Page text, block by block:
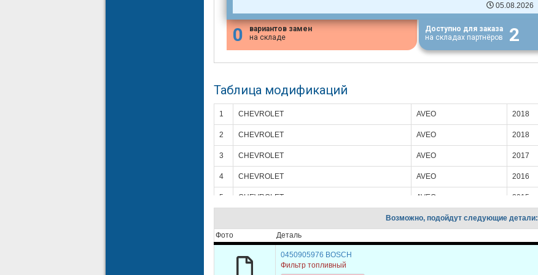
05.08.2026
0
вариантов замен
на складе
Доступно для заказа
на складах партнёров
2
Таблица модификаций
1 CHEVROLET AVEO 2018
2 CHEVROLET AVEO 2018
3 CHEVROLET AVEO 2017
4 CHEVROLET AVEO 2016
5 CHEVROLET AVEO 2015
AVEO 2014
7 CHEVROLET
CHEVROLET
Возможно, подойдут следующие детали:
Фото
Деталь
0450905976 BOSCH
Фильтр топливный